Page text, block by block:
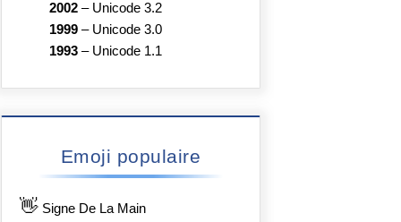
2002 – Unicode 3.2
1999 – Unicode 3.0
1993 – Unicode 1.1
Emoji populaire
👋 Signe De La Main